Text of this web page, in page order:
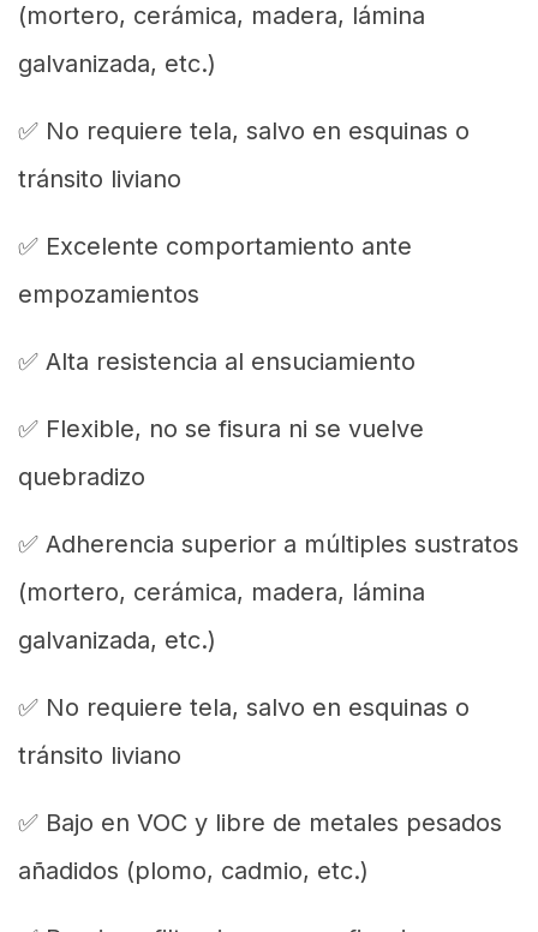
(mortero, cerámica, madera, lámina
galvanizada, etc.)
✅ No requiere tela, salvo en esquinas o
tránsito liviano
✅ Excelente comportamiento ante
empozamientos
✅ Alta resistencia al ensuciamiento
✅ Flexible, no se fisura ni se vuelve
quebradizo
✅ Adherencia superior a múltiples sustratos
(mortero, cerámica, madera, lámina
galvanizada, etc.)
✅ No requiere tela, salvo en esquinas o
tránsito liviano
✅ Bajo en VOC y libre de metales pesados
añadidos (plomo, cadmio, etc.)